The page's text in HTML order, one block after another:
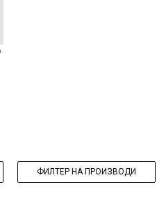
ФИЛТЕР НА ПРОИЗВОДИ